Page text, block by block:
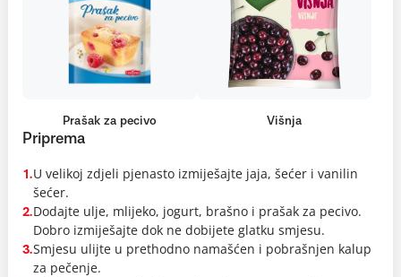
Prašak za pecivo Višnja
Priprema
1.U velikoj zdjeli pjenasto izmiješajte jaja, šećer i vanilin
šećer.
2.Dodajte ulje, mlijeko, jogurt, brašno i prašak za pecivo.
Dobro izmiješajte dok ne dobijete glatku smjesu.
3.Smjesu ulijte u prethodno namašćen i pobrašnjen kalup
za pečenje.